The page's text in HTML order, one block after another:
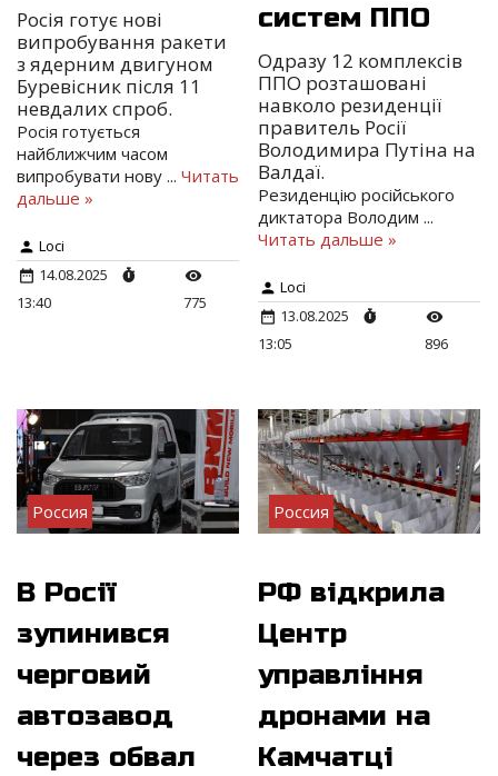
Росія готує нові
випробування ракети
з ядерним двигуном
Буревісник після 11
невдалих спроб.
Росія готується
найближчим часом
випробувати нову ... Читать
дальше »
Loci
14.08.2025
13:40
775
систем ППО
Одразу 12 комплексів
ППО розташовані
навколо резиденції
правитель Росії
Володимира Путіна на
Валдаї.
Резиденцію російського
диктатора Володим...
Читать дальше »
Loci
13.08.2025
13:05
896
Россия
В Росії
зупинився
черговий
автозавод
через обвал
Россия
РФ відкрила
Центр
управління
дронами на
Камчатці